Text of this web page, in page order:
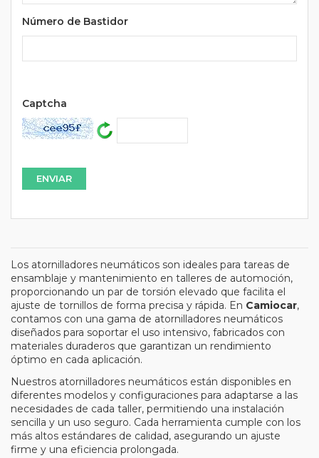
Número de Bastidor
Captcha
Los atornilladores neumáticos son ideales para tareas de
ensamblaje y mantenimiento en talleres de automoción,
proporcionando un par de torsión elevado que facilita el
ajuste de tornillos de forma precisa y rápida. En Camiocar,
contamos con una gama de atornilladores neumáticos
diseñados para soportar el uso intensivo, fabricados con
materiales duraderos que garantizan un rendimiento
óptimo en cada aplicación.
Nuestros atornilladores neumáticos están disponibles en
diferentes modelos y configuraciones para adaptarse a las
necesidades de cada taller, permitiendo una instalación
sencilla y un uso seguro. Cada herramienta cumple con los
más altos estándares de calidad, asegurando un ajuste
firme y una eficiencia prolongada.